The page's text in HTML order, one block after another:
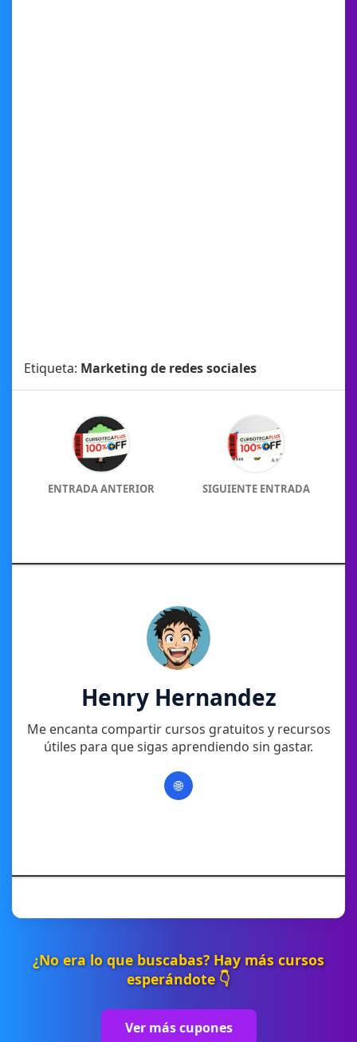
Etiqueta: Marketing de redes sociales
ENTRADA ANTERIOR SIGUIENTE ENTRADA
Henry Hernandez
Me encanta compartir cursos gratuitos y recursos
útiles para que sigas aprendiendo sin gastar.
🌐
¿No era lo que buscabas? Hay más cursos
esperándote 👇
Ver más cupones